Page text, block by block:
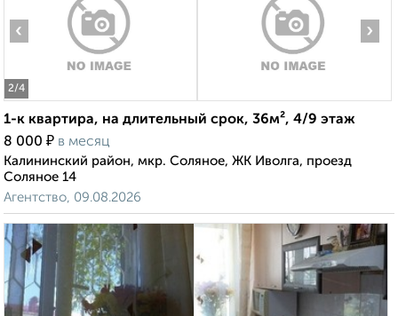
2/4
‹ ›
1-к квартира, на длительный срок, 36м², 4/9 этаж
8 000 ₽ в месяц
Калининский район, мкр. Соляное, ЖК Иволга, проезд
Соляное 14
Агентство, 09.08.2026